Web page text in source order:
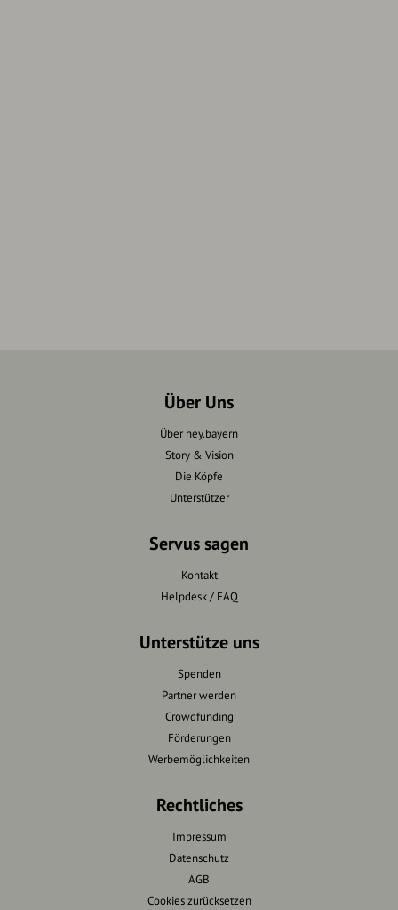
Über Uns
Über hey.bayern
Story & Vision
Die Köpfe
Unterstützer
Servus sagen
Kontakt
Helpdesk / FAQ
Unterstütze uns
Spenden
Partner werden
Crowdfunding
Förderungen
Werbemöglichkeiten
Rechtliches
Impressum
Datenschutz
AGB
Cookies zurücksetzen